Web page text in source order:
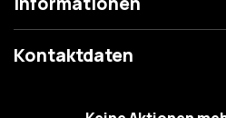
Kontaktdaten